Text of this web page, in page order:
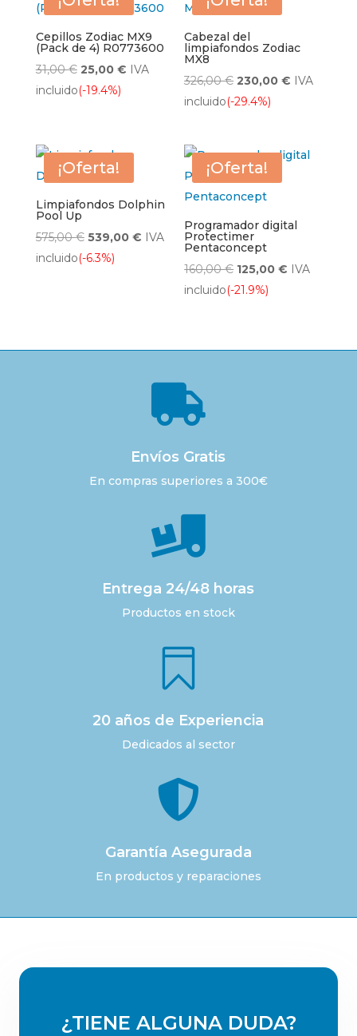
Cepillos Zodiac MX9
(Pack de 4) R0773600
31,00€ El
precio
31,00 €.
25,00 €El
25,00 €.
IVA
incluido(-19.4%)
Cabezal del
limpiafondos Zodiac
MX8
326,00€ El
precio
326,00 €.
230,00€ El
230,00 €.
IVA
incluido(-29.4%)
¡Oferta!
Limpiafondos Dolphin
Pool Up
575,00€ El
precio
539,00 €ElIVA
incluido(-6.3%)
¡Oferta!
Programador digital
Protectimer
Pentaconcept
160,00€ El
precio
160,00 €.
125,00€ El
125,00 €.
IVA
incluido(-21.9%)

Envíos Gratis
En compras superiores a 300€

Entrega 24/48 horas
Productos en stock

20 años de Experiencia
Dedicados al sector

Garantía Asegurada
En productos y reparaciones
¿TIENE ALGUNA DUDA?